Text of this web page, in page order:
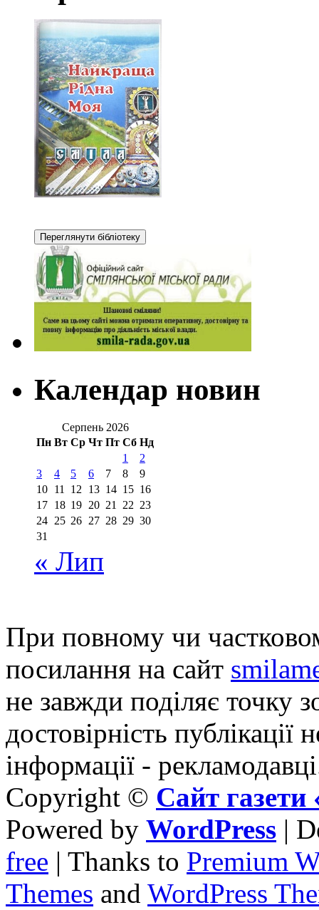
Календар новин
Серпень 2026
Пн Вт Ср Чт Пт Сб Нд
1
2
3
4 5 6 7 8
9
10 11 12 13 14 15 16
17 18 19 20 21 22 23
24 25 26 27 28 29 30
31
« Лип
При повному чи
посилання на сайт
не завжди поділяє точку
достовірність публікації
інформації -
Copyright © Сайт
Powered by WordPress |
free | Thanks to Premium
Themes and WordPress